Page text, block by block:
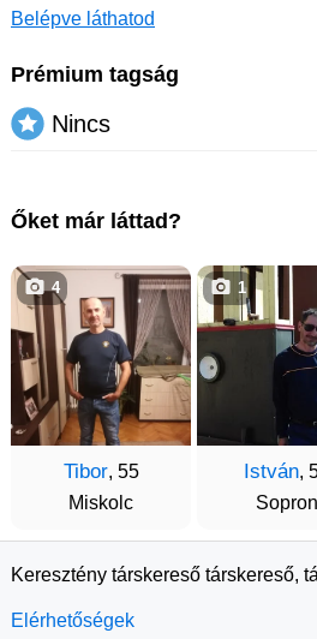
Belépve láthatod
Prémium tagság
Nincs
Őket már láttad?
Tibor, 55
Miskolc
4
István,
Sopron
1
Keresztény társkereső társkereső,
Elérhetőségek